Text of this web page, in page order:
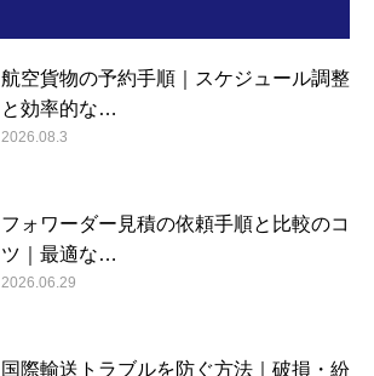
航空貨物の予約手順｜スケジュール調整
と効率的な…
2026.08.3
フォワーダー見積の依頼手順と比較のコ
ツ｜最適な…
2026.06.29
国際輸送トラブルを防ぐ方法｜破損・紛